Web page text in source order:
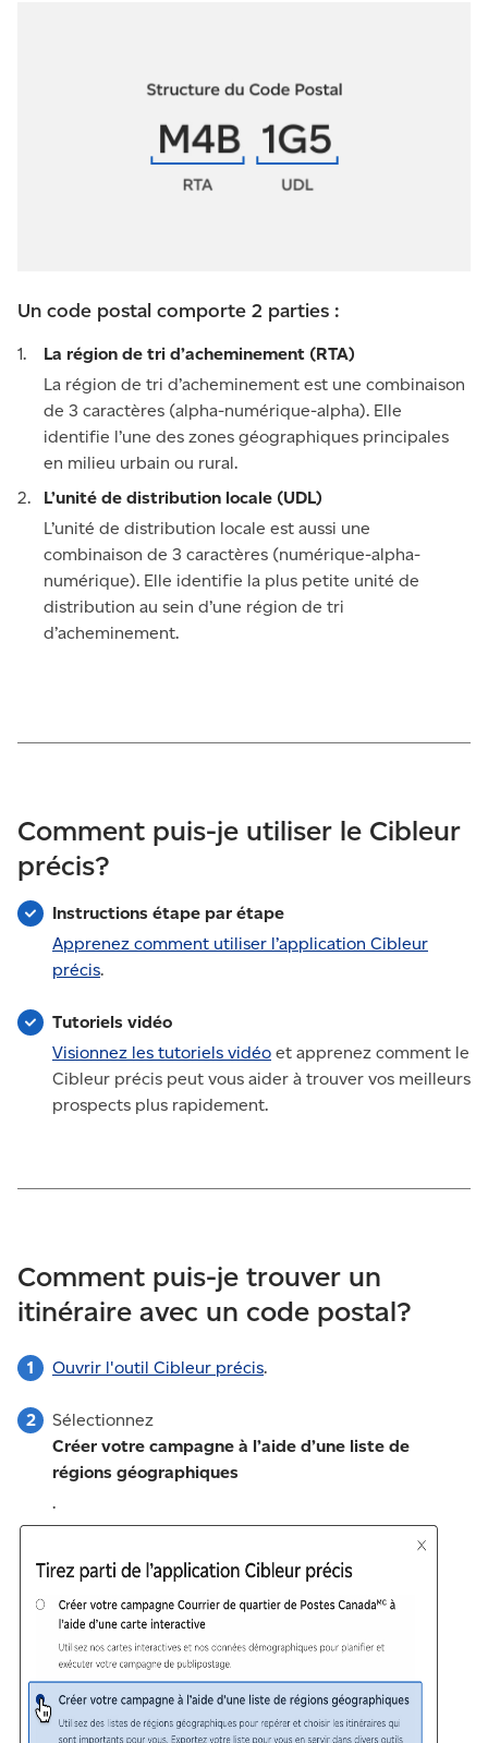
Un code postal comporte 2 parties :
La région de tri d’acheminement (RTA)
La région de tri d’acheminement est une combinaison
de 3 caractères (alpha-numérique-alpha). Elle
identifie l’une des zones géographiques principales
en milieu urbain ou rural.
L’unité de distribution locale (UDL)
L’unité de distribution locale est aussi une
combinaison de 3 caractères (numérique-alpha-
numérique). Elle identifie la plus petite unité de
distribution au sein d’une région de tri
d’acheminement.
Comment puis-je utiliser le Cibleur
précis?
Instructions étape par étape
Apprenez comment utiliser l’application Cibleur
précis.
Tutoriels vidéo
Visionnez les tutoriels vidéo et apprenez comment le
Cibleur précis peut vous aider à trouver vos meilleurs
prospects plus rapidement.
Comment puis-je trouver un
itinéraire avec un code postal?
Ouvrir l'outil Cibleur précis.
Sélectionnez
Créer votre campagne à l’aide d’une liste de
régions géographiques
.